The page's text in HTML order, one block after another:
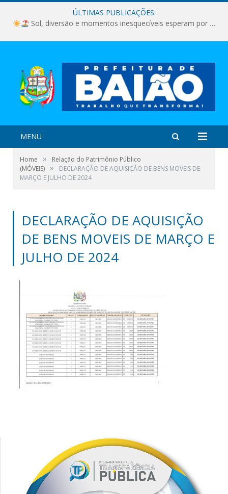
ÚLTIMAS PUBLICAÇÕES:
Sol, diversão e momentos inesquecíveis esperam por você!
MENU
Home »
Relação do Patrimônio Público
(MÓVEIS) »
DECLARAÇÃO DE AQUISIÇÃO DE BENS MOVEIS DE
MARÇO E JULHO DE 2024
DECLARAÇÃO DE AQUISIÇÃO
DE BENS MOVEIS DE MARÇO E
JULHO DE 2024